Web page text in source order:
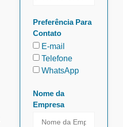
Preferência Para
Contato
E-mail
Telefone
WhatsApp
Nome da
Empresa